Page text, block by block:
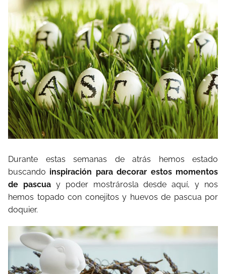
Durante estas semanas de atrás hemos estado
buscando inspiración para decorar estos momentos
de pascuay poder mostrárosla desde aquí, y nos
hemos topado con conejitos y huevos de pascua por
doquier.